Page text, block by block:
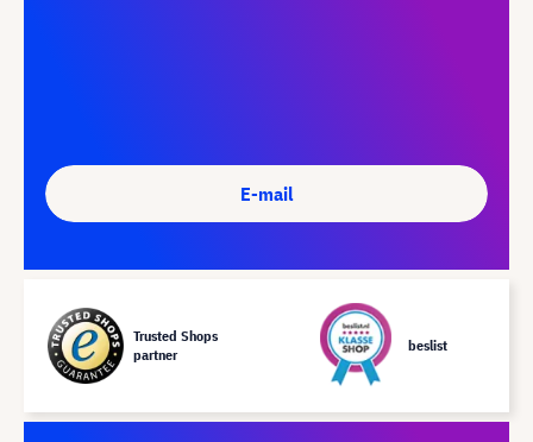
E-mail
Trusted Shops
partner
beslist